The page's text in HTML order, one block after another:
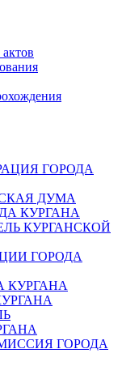
ГОРОДА
ДУМА
КУРГАНА
КУРГАНСКОЙ
ГОРОДА
КУРГАНА
ГОРОДА